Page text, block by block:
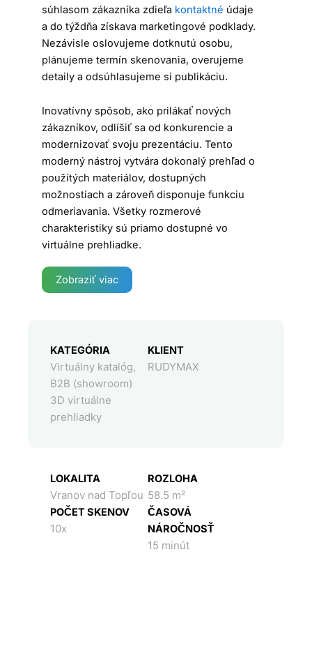
súhlasom zákazníka zdieľa kontaktné údaje
a do týždňa získava marketingové podklady.
Nezávisle oslovujeme dotknutú osobu,
plánujeme termín skenovania, overujeme
detaily a odsúhlasujeme si publikáciu.
Inovatívny spôsob, ako prilákať nových
zákazníkov, odlíšiť sa od konkurencie a
modernizovať svoju prezentáciu. Tento
moderný nástroj vytvára dokonalý prehľad o
použitých materiálov, dostupných
možnostiach a zároveň disponuje funkciu
odmeriavania. Všetky rozmerové
charakteristiky sú priamo dostupné vo
virtuálne prehliadke.
Zobraziť viac
KATEGÓRIA
Virtuálny katalóg,
B2B (showroom)
3D virtuálne
prehliadky
KLIENT
RUDYMAX
LOKALITA
Vranov nad Topľou
ROZLOHA
58.5 m²
POČET SKENOV
10x
ČASOVÁ
NÁROČNOSŤ
15 minút